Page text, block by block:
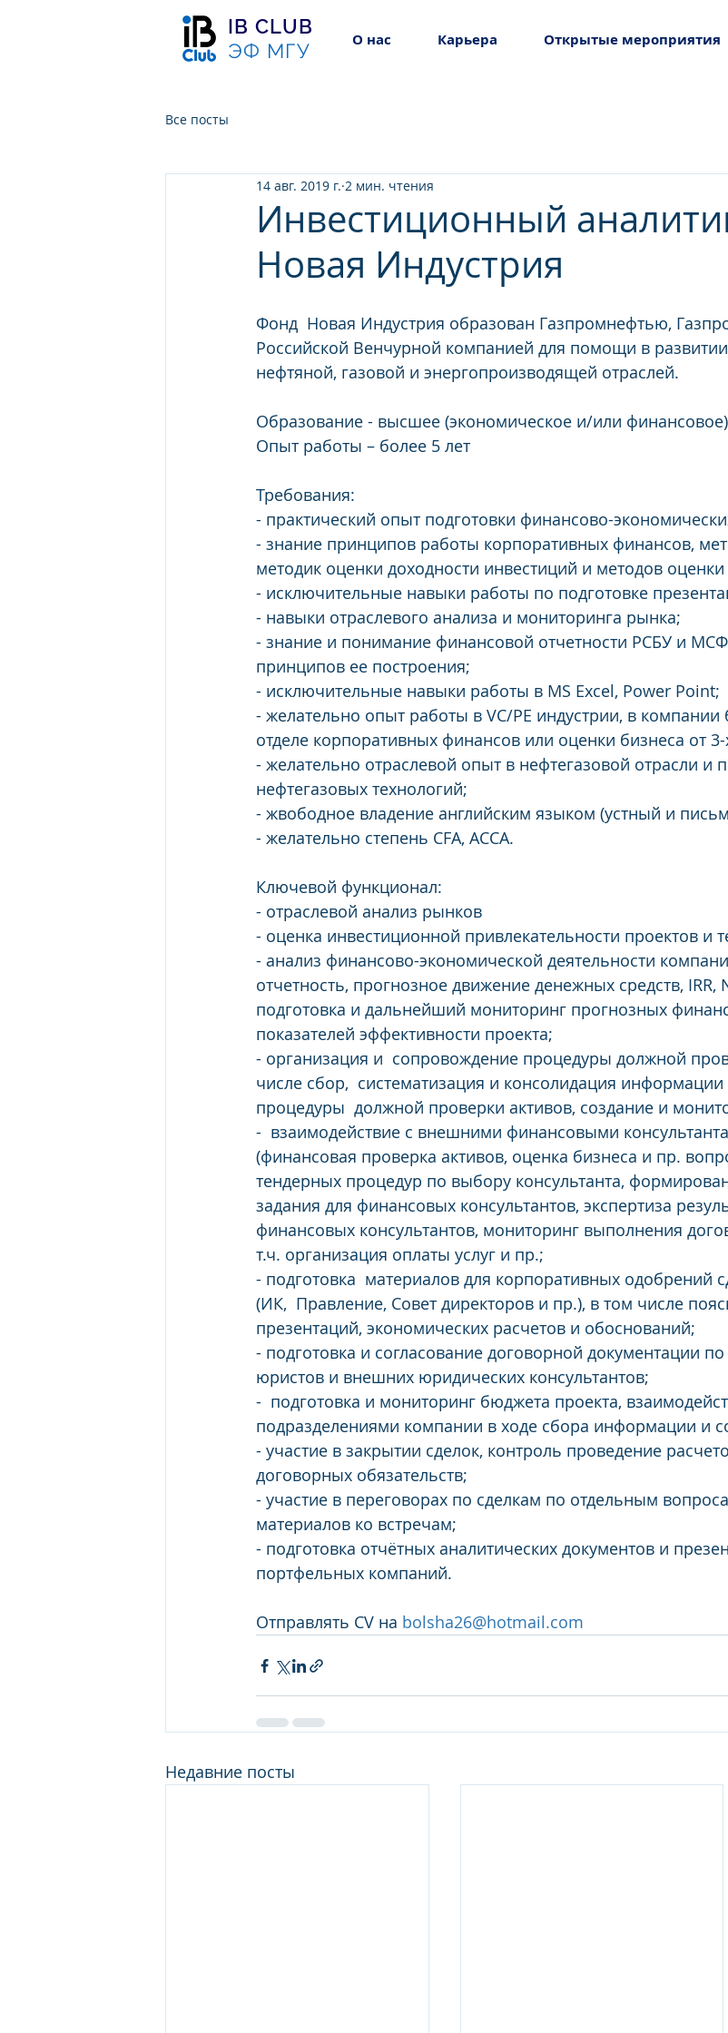
IB CLUB
ЭФ МГУ
О нас Карьера Открытые мероприятия
Все посты
Инвестиционный
Новая Индустрия
14 авг. 2019 г. 2 мин. чтения
Фонд  Новая Индустрия образован Газпромнефтью,
Российской Венчурной компанией для помощи в
нефтяной, газовой и энергопроизводящей отраслей.
Образование - высшее (экономическое и/или финансовое)
Опыт работы – более 5 лет
Требования:
- практический опыт подготовки финансово-
- знание принципов работы корпоративных финансов,
методик оценки доходности инвестиций и методов
- исключительные навыки работы по подготовке
- навыки отраслевого анализа и мониторинга рынка;
- знание и понимание финансовой отчетности РСБУ и
принципов ее построения;
- исключительные навыки работы в MS Excel, Power Point;
- желательно опыт работы в VC/PE индустрии, в
отделе корпоративных финансов или оценки бизнеса от 3-
- желательно отраслевой опыт в нефтегазовой отрасли и
нефтегазовых технологий;
- жвободное владение английским языком (устный и
- желательно степень CFA, ACCA.
Ключевой функционал:
- отраслевой анализ рынков
- оценка инвестиционной привлекательности проектов и
- анализ финансово-экономической деятельности
отчетность, прогнозное движение денежных средств, IRR,
подготовка и дальнейший мониторинг прогнозных
показателей эффективности проекта;
- организация и  сопровождение процедуры должной
числе сбор,  систематизация и консолидация
процедуры  должной проверки активов, создание и
-  взаимодействие с внешними финансовыми
(финансовая проверка активов, оценка бизнеса и пр.
тендерных процедур по выбору консультанта,
задания для финансовых консультантов, экспертиза
финансовых консультантов, мониторинг выполнения
т.ч. организация оплаты услуг и пр.;
- подготовка  материалов для корпоративных одобрений
(ИК,  Правление, Совет директоров и пр.), в том числе
презентаций, экономических расчетов и обоснований;
- подготовка и согласование договорной документации
юристов и внешних юридических консультантов;
-  подготовка и мониторинг бюджета проекта,
подразделениями компании в ходе сбора информации и
- участие в закрытии сделок, контроль проведение
договорных обязательств;
- участие в переговорах по сделкам по отдельным
материалов ко встречам;
- подготовка отчётных аналитических документов и
портфельных компаний.
Отправлять СV на bolsha26@hotmail.com
Недавние посты